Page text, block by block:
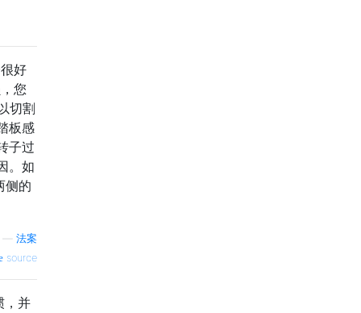
好
您
切割
板感
子过
。如
侧的
法案
source
，并